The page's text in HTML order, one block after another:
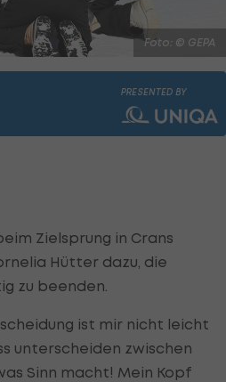
Foto: © GEPA
PRESENTED BY
Zielsprung in Crans
Hütter dazu, die
zu beenden.
ist mir nicht leicht
unterscheiden zwischen
Sinn macht! Mein Kopf